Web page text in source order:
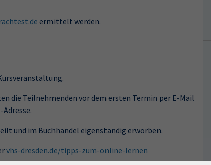
ermittelt werden.
die Teilnehmenden vor dem ersten Termin per E-Mail
und im Buchhandel eigenständig erworben.
vhs-dresden.de/tipps-zum-online-lernen